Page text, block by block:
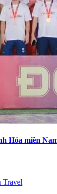
Hóa miền
Travel